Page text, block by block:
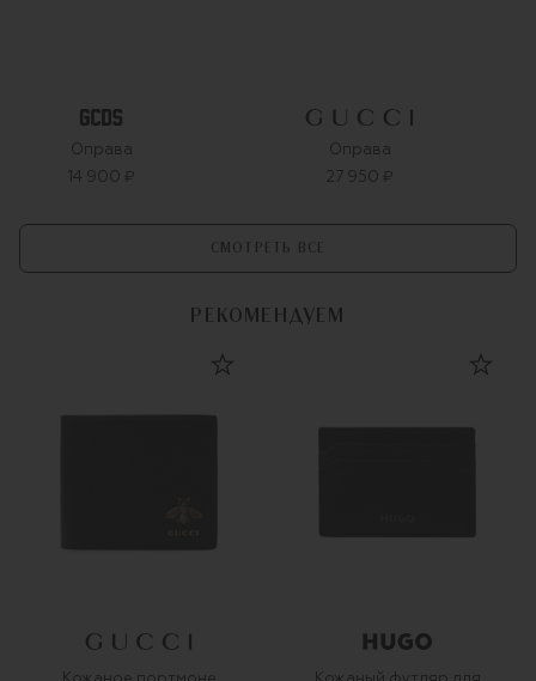
Оправа
14 900 ₽
Оправа
27 950 ₽
СМОТРЕТЬ ВСЕ
РЕКОМЕНДУЕМ